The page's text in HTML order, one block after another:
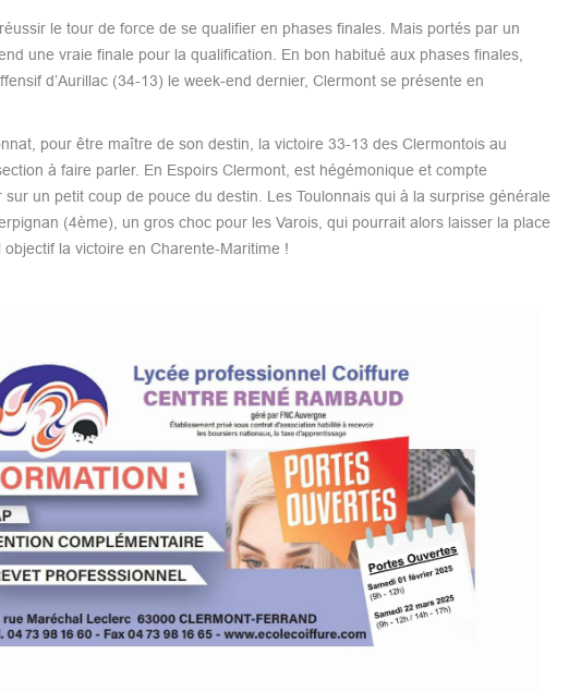
le tour de force de se qualifier en phases finales. Mais portés par un
une vraie finale pour la qualification. En bon habitué aux phases finales,
d’Aurillac (34-13) le week-end dernier, Clermont se présente en
pour être maître de son destin, la victoire 33-13 des Clermontois au
à faire parler. En Espoirs Clermont, est hégémonique et compte
un petit coup de pouce du destin. Les Toulonnais qui à la surprise générale
(4ème), un gros choc pour les Varois, qui pourrait alors laisser la place
la victoire en Charente-Maritime !